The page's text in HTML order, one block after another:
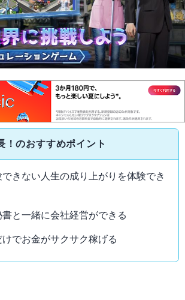
！のおすすめポイント
きない人生の成り上がりを体験でき
と一緒に会社経営ができる
でお金がサクサク稼げる